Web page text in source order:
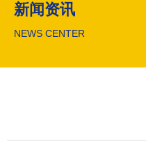
新闻资讯
NEWS CENTER